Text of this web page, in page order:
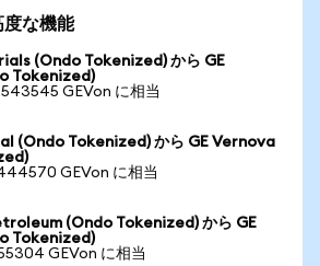
度な機能
(Ondo Tokenized) から GE
Tokenized)
GEVon に相当
(Ondo Tokenized) から GE Vernova
GEVon に相当
(Ondo Tokenized) から GE
Tokenized)
GEVon に相当